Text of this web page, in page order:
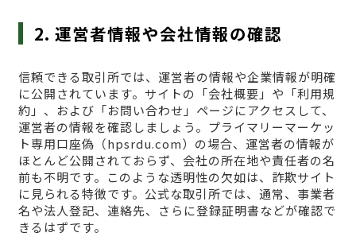
2. 運営者情報や会社情報の確認
信頼できる取引所では、運営者の情報や企業情報が明確
に公開されています。サイトの「会社概要」や「利用規
約」、および「お問い合わせ」ページにアクセスして、
運営者の情報を確認しましょう。プライマリーマーケッ
ト専用口座偽（hpsrdu.com）の場合、運営者の情報が
ほとんど公開されておらず、会社の所在地や責任者の名
前も不明です。このような透明性の欠如は、詐欺サイト
に見られる特徴です。公式な取引所では、通常、事業者
名や法人登記、連絡先、さらに登録証明書などが確認で
きるはずです。